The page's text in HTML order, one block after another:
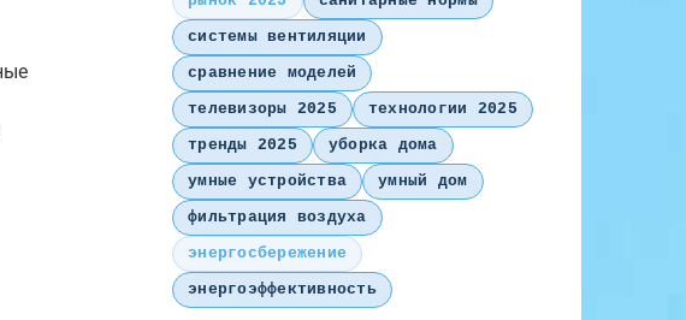
системы вентиляции
сравнение моделей
телевизоры 2025
технологии 2025
тренды 2025
уборка дома
умные устройства
умный дом
фильтрация воздуха
энергосбережение
энергоэффективность